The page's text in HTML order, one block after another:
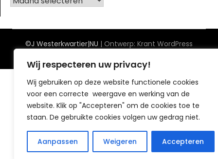
Wij respecteren uw privacy!
Wij gebruiken op deze website functionele cookies
voor een correcte weergave en werking van de
website. Klik op "Accepteren" om de cookies toe te
staan. De gebruikte cookies volgen uw gedrag niet.
Aanpassen Weigeren Accepteren
©J Westerkwartier|NU | Ontwerp: Krant WordPress